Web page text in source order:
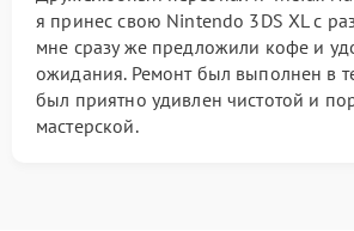
я принес свою Nintendo 3DS XL с
мне сразу же предложили кофе и
ожидания. Ремонт был выполнен в
был приятно удивлен чистотой и
мастерской.